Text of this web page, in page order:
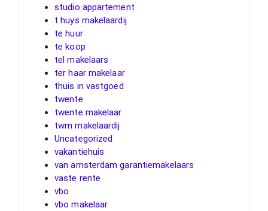
studio appartement
t huys makelaardij
te huur
te koop
tel makelaars
ter haar makelaar
thuis in vastgoed
twente
twente makelaar
twm makelaardij
Uncategorized
vakantiehuis
van amsterdam garantiemakelaars
vaste rente
vbo
vbo makelaar